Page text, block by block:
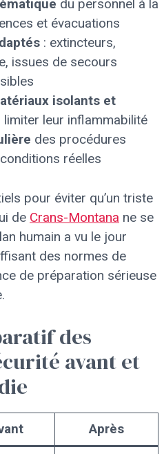
du personnel à la
et évacuations
: extincteurs,
issues de secours
isolants et
limiter leur inflammabilité
des procédures
réelles
pour éviter qu’un triste
de Crans-Montana ne se
humain a vu le jour
des normes de
de préparation sérieuse
des
avant et
Après